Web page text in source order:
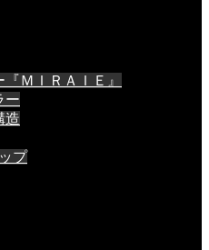
ＭＩＲＡＩＥ』
ー
造
プ